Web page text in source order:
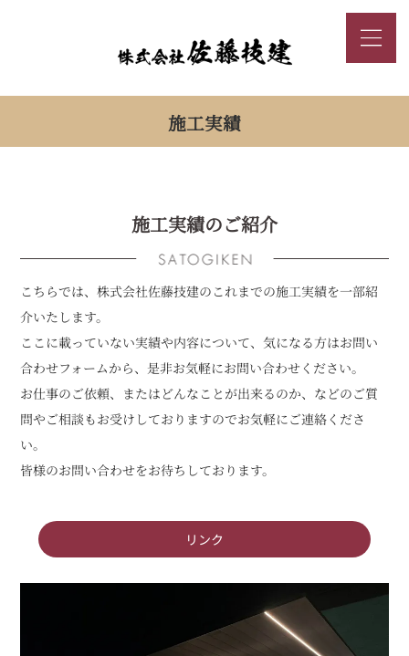
施工実績
施工実績のご紹介
こちらでは、株式会社佐藤技建のこれまでの施工実績を一部紹
介いたします。
ここに載っていない実績や内容について、気になる方はお問い
合わせフォームから、是非お気軽にお問い合わせください。
お仕事のご依頼、またはどんなことが出来るのか、などのご質
問やご相談もお受けしておりますのでお気軽にご連絡くださ
い。
皆様のお問い合わせをお待ちしております。
リンク